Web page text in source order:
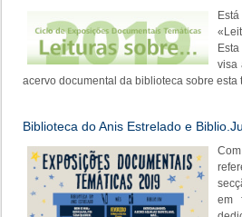
visa
acervo documental da biblioteca sobre esta
Biblioteca do Anis Estrelado e
em